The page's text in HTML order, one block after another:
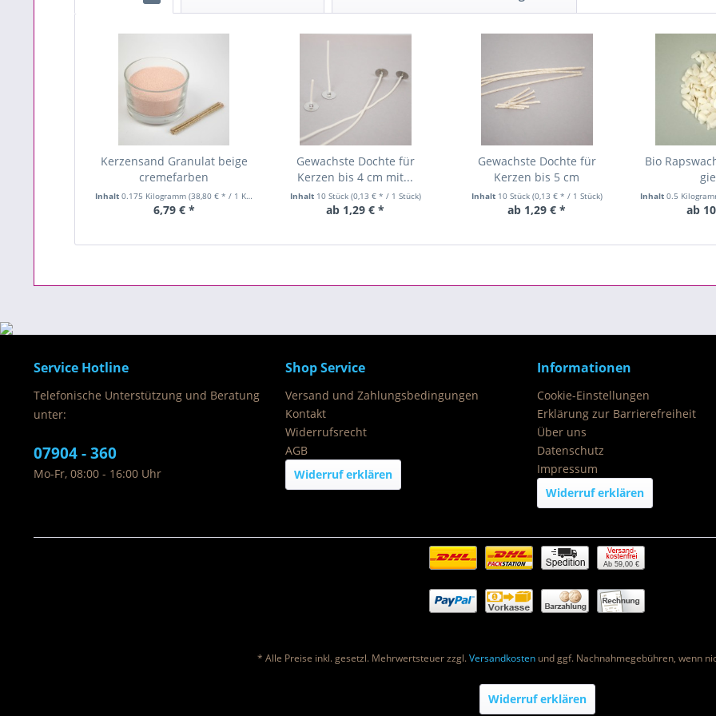
Kerzensand Granulat beige
cremefarben
Inhalt 0.175 Kilogramm (38,80 € * / 1 Kilogramm)
6,79 € *
Gewachste Dochte für
Kerzen bis 4 cm mit...
Inhalt 10 Stück (0,13 € * / 1 Stück)
ab 1,29 € *
Gewachste Dochte für
Kerzen bis 5 cm
Inhalt 10 Stück (0,13 € * / 1 Stück)
ab 1,29 € *
Bio
Inhalt 0.5
ab
Service Hotline
Telefonische Unterstützung und Beratung
unter:
07904 - 360
Mo-Fr, 08:00 - 16:00 Uhr
Shop Service
Versand und Zahlungsbedingungen
Kontakt
Widerrufsrecht
AGB
Widerruf erklären
Informationen
Cookie-Einstellungen
Erklärung zur Barrierefreiheit
Über uns
Datenschutz
Impressum
Widerruf erklären
Ab 59,00 €
* Alle Preise inkl. gesetzl. Mehrwertsteuer zzgl.Versandkostenund ggf. Nachnahmegebühren, wenn
Widerruf erklären